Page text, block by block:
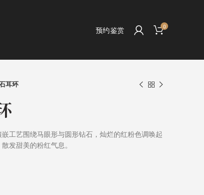
预约鉴赏 0
耳环
工艺围绕马眼形与圆形钻石，灿烂的红粉色调唤起
发甜美的粉红气息。